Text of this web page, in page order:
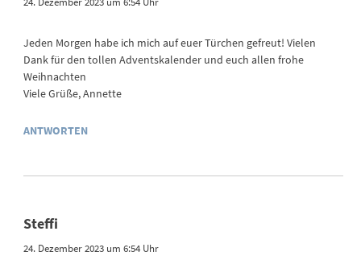
Jeden Morgen habe ich mich auf euer Türchen gefreut! Vielen
Dank für den tollen Adventskalender und euch allen frohe
Weihnachten
Viele Grüße, Annette
ANTWORTEN
Steffi
24. Dezember 2023 um 6:54 Uhr